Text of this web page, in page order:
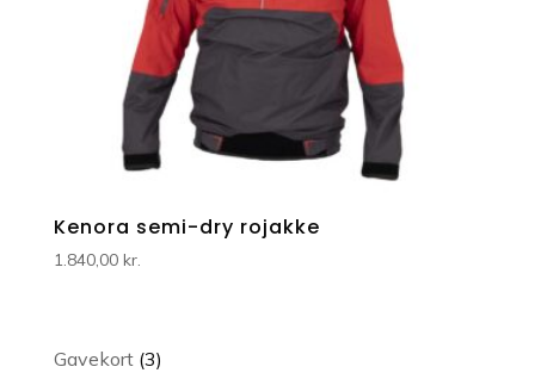
Kenora semi-dry rojakke
1.840,00 kr.
Gavekort 33